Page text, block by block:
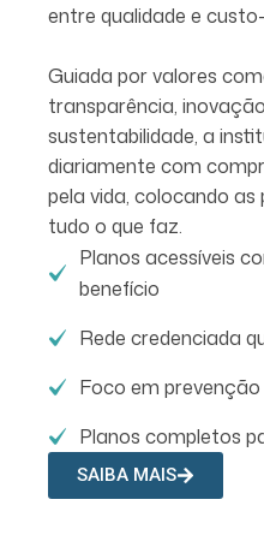
entre qualidade e
Guiada por valores
transparência,
sustentabilidade, a
diariamente com
pela vida, colocando
tudo o que faz.
Planos acessíveis
benefício
Rede credenciada
Foco em prevenção
Planos completos
SAIBA MAIS